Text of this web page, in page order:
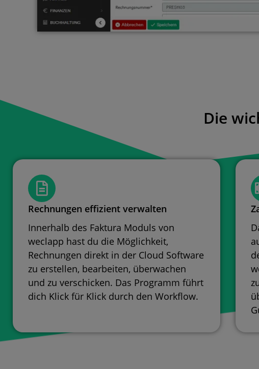
Die
Rechnungen effizient verwalten
Innerhalb des Faktura Moduls von
weclapp hast du die Möglichkeit,
Rechnungen direkt in der Cloud Software
zu erstellen, bearbeiten, überwachen
und zu verschicken. Das Programm führt
dich Klick für Klick durch den Workflow.